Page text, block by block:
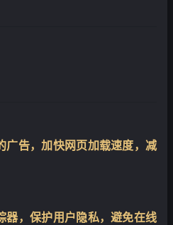
广告，加快网页加载速度，减
器，保护用户隐私，避免在线